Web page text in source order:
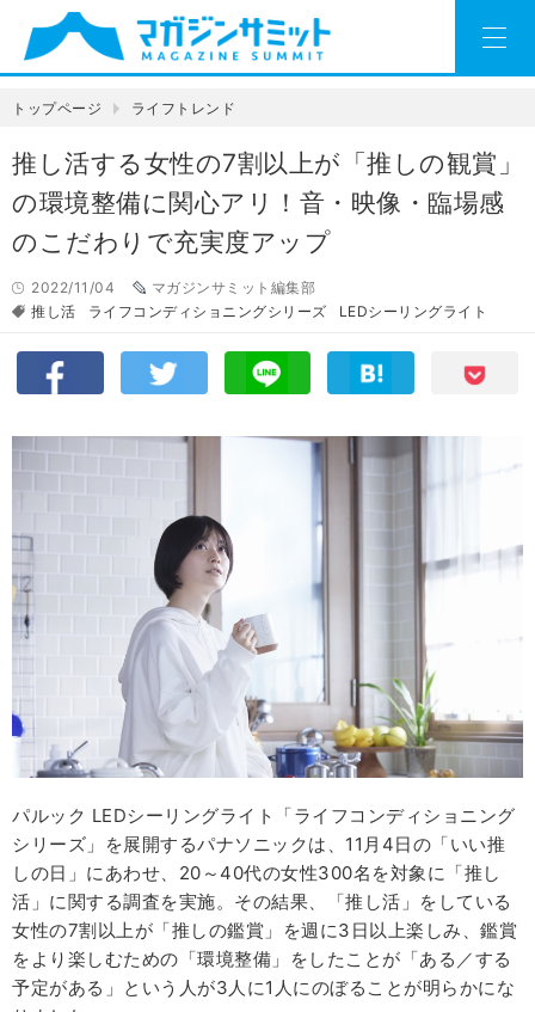
トップページ ライフトレンド
推し活する女性の7割以上が「推しの観賞」
の環境整備に関心アリ！音・映像・臨場感
のこだわりで充実度アップ
2022/11/04
マガジンサミット編集部
推し活
ライフコンディショニングシリーズ LEDシーリングライト
パルック LEDシーリングライト「ライフコンディショニング
シリーズ」を展開するパナソニックは、11月4日の「いい推
しの日」にあわせ、20～40代の女性300名を対象に「推し
活」に関する調査を実施。その結果、「推し活」をしている
女性の7割以上が「推しの鑑賞」を週に3日以上楽しみ、鑑賞
をより楽しむための「環境整備」をしたことが「ある／する
予定がある」という人が3人に1人にのぼることが明らかにな